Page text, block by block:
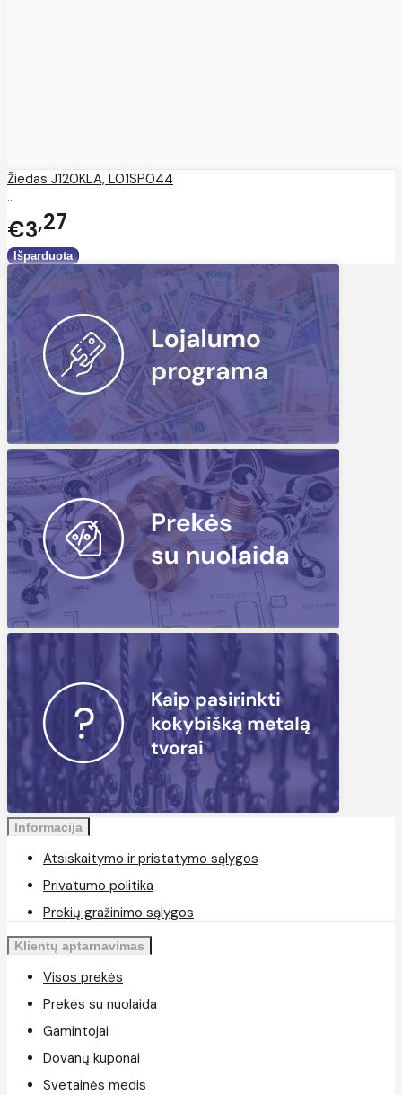
Žiedas J120KLA, L01SP044
..
€3 27
Informacija
Atsiskaitymo ir pristatymo sąlygos
Privatumo politika
Prekių gražinimo sąlygos
Klientų aptarnavimas
Visos prekės
Prekės su nuolaida
Gamintojai
Dovanų kuponai
Svetainės medis